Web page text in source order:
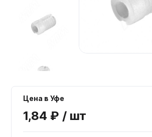
Цена в Уфе
1,84 ₽ / шт